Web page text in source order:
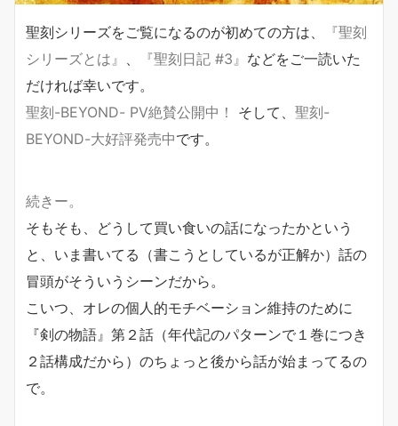
聖刻シリーズをご覧になるのが初めての方は、
『聖刻
シリーズとは』 、 『聖刻日記 #3』 などをご一読いた
だければ幸いです。
聖刻-BEYOND- PV絶賛公開中！
そして、 聖刻-
BEYOND-大好評発売中です。
続きー。
そもそも、どうして買い食いの話になったかという
と、いま書いてる（書こうとしているが正解か）話の
冒頭がそういうシーンだから。
こいつ、オレの個人的モチベーション維持のために
『剣の物語』第２話（年代記のパターンで１巻につき
２話構成だから）のちょっと後から話が始まってるの
で。